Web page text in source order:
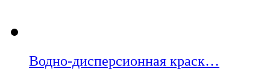
Водно-дисперсионная краск…